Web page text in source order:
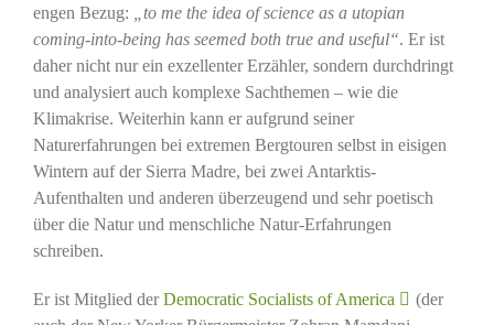
engen Bezug:
„to me the idea of science as a utopian
coming-into-being has seemed both true and useful“. Er ist
daher nicht nur ein exzellenter Erzähler, sondern durchdringt
und analysiert auch komplexe Sachthemen – wie die
Klimakrise. Weiterhin kann er aufgrund seiner
Naturerfahrungen bei extremen Bergtouren selbst in eisigen
Wintern auf der Sierra Madre, bei zwei Antarktis-
Aufenthalten und anderen überzeugend und sehr poetisch
über die Natur und menschliche Natur-Erfahrungen
schreiben.
Er ist Mitglied derDemocratic Socialists of America
(der